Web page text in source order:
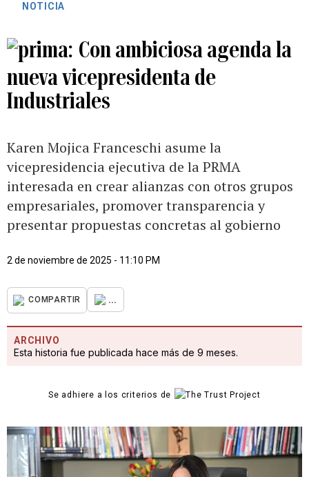
NOTICIA
Con ambiciosa agenda la
nueva vicepresidenta de
Industriales
Karen Mojica Franceschi asume la
vicepresidencia ejecutiva de la PRMA
interesada en crear alianzas con otros grupos
empresariales, promover transparencia y
presentar propuestas concretas al gobierno
2 de noviembre de 2025 - 11:10 PM
COMPARTIR ...
ARCHIVO
Esta historia fue publicada hace más de 9 meses.
Se adhiere a los criterios de